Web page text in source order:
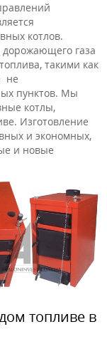
котлов.
газа
такими как
не
пунктов. Мы
котлы,
Изготовление
и экономных,
и новые
топливе в